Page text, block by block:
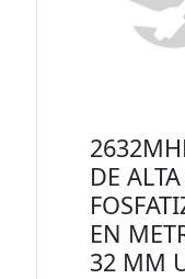
DE
EN
32 MM